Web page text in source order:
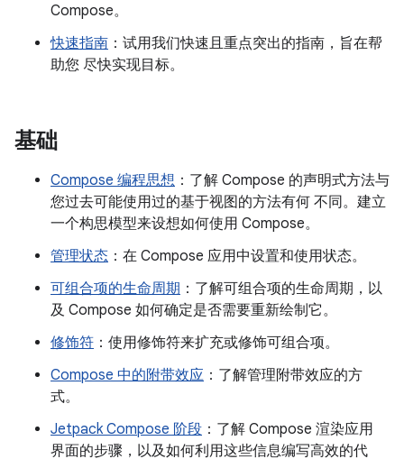
Compose。
快速指南 ：试用我们快速且重点突出的指南，旨在帮
助您 尽快实现目标。
基础
Compose 编程思想 ：了解 Compose 的声明式方法与
您过去可能使用过的基于视图的方法有何 不同。建立
一个构思模型来设想如何使用 Compose。
管理状态 ：在 Compose 应用中设置和使用状态。
可组合项的生命周期 ：了解可组合项的生命周期，以
及 Compose 如何确定是否需要重新绘制它。
修饰符 ：使用修饰符来扩充或修饰可组合项。
Compose 中的附带效应 ：了解管理附带效应的方
式。
Jetpack Compose 阶段 ：了解 Compose 渲染应用
界面的步骤，以及如何利用这些信息编写高效的代